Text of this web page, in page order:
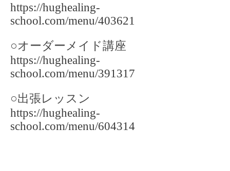
https://hughealing-
school.com/menu/403621
○オーダーメイド講座
https://hughealing-
school.com/menu/391317
○出張レッスン
https://hughealing-
school.com/menu/604314